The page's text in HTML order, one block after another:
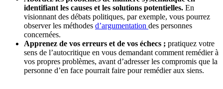
identifiant les causes et les solutions potentielles. En
visionnant des débats politiques, par exemple, vous pourrez
observer les méthodes d’argumentation des personnes
concernées.
Apprenez de vos erreurs et de vos échecs ; pratiquez votre
sens de l’autocritique en vous demandant comment remédier à
vos propres problèmes, avant d’adresser les compromis que la
personne d’en face pourrait faire pour remédier aux siens.